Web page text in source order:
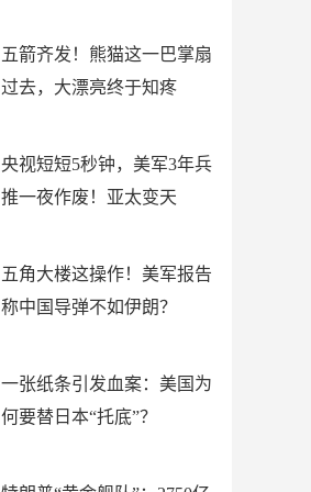
五箭齐发！熊猫这一巴掌扇
过去，大漂亮终于知疼
央视短短5秒钟，美军3年兵
推一夜作废！亚太变天
五角大楼这操作！美军报告
称中国导弹不如伊朗？
一张纸条引发血案：美国为
何要替日本“托底”？